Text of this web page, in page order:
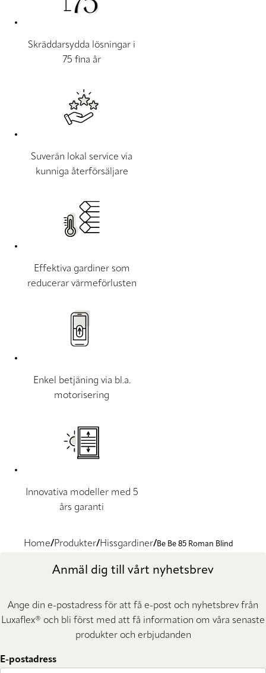
Skräddarsydda lösningar i
75 fina år
Suverän lokal service via
kunniga återförsäljare
Effektiva gardiner som
reducerar värmeförlusten
Enkel betjäning via bl.a.
motorisering
Innovativa modeller med 5
års garanti
Home Produkter Hissgardiner Be Be 85 Roman Blind
Anmäl dig till vårt nyhetsbrev
Ange din e-postadress för att få e-post och nyhetsbrev från
Luxaflex® och bli först med att få information om våra senaste
produkter och erbjudanden
E-postadress